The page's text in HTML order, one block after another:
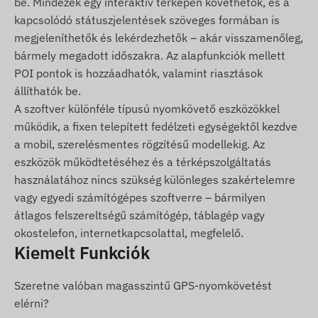
A nyomkövető funkció használatához aktív,
adatforgalommal rendelkező SIM kártya
szükséges, ugyanakkor a Powerbank (töltő)
funkció SIM kártya nélkül is üzemel. A készülék
zavartalan működéséhez aktív kapcsolat
szükséges a műholdas helymeghatározó
rendszerekkel és a mobilszolgáltatók hálózatával.
A pozíciók és az állapotadatok lekérdezhetők SMS-
ben vagy online nyomkövető alkalmazáson
keresztül a világ bármely pontjáról.
Működési régió
4G: Európa, Ázsia, Afrika, Ausztrália
Vásárlási opciók
kapcsolódó státuszjelentések szöveges formában is
megjeleníthetők és lekérdezhetők – akár visszamenőleg,
bármely megadott időszakra. Az alapfunkciók mellett
POI pontok is hozzáadhatók, valamint riasztások
állíthatók be.
A szoftver különféle típusú nyomkövető eszközökkel
működik, a fixen telepített fedélzeti egységektől kezdve
a mobil, szerelésmentes rögzítésű modellekig. Az
eszközök működtetéséhez és a térképszolgáltatás
használatához nincs szükség különleges szakértelemre
vagy egyedi számítógépes szoftverre – bármilyen
átlagos felszereltségű számítógép, táblagép vagy
okostelefon, internetkapcsolattal, megfelelő.
Kiemelt Funkciók
Szeretne valóban magasszintű GPS-nyomkövetést
elérni?